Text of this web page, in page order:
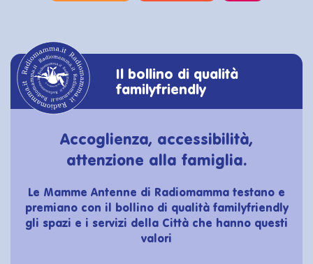
Il bollino di qualità
familyfriendly
Accoglienza, accessibilità,
attenzione alla famiglia.
Le Mamme Antenne di Radiomamma testano e
premiano con il bollino di qualità familyfriendly
gli spazi e i servizi della Città che hanno questi
valori